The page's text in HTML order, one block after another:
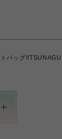
バッグ